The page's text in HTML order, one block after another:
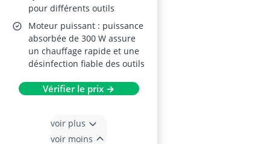
pour différents outils
Moteur puissant : puissance
absorbée de 300 W assure
un chauffage rapide et une
désinfection fiable des outils
Vérifier le prix →
voir plus
voir moins